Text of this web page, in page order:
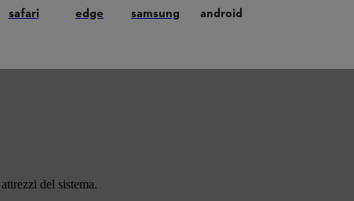
del sistema.
safari edge samsung android